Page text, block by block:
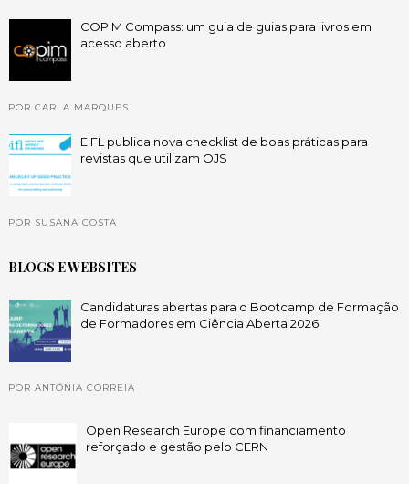
COPIM Compass: um guia de guias para livros em
acesso aberto
POR CARLA MARQUES
EIFL publica nova checklist de boas práticas para
revistas que utilizam OJS
POR SUSANA COSTA
BLOGS E WEBSITES
Candidaturas abertas para o Bootcamp de Formação
de Formadores em Ciência Aberta 2026
POR ANTÓNIA CORREIA
Open Research Europe com financiamento
reforçado e gestão pelo CERN